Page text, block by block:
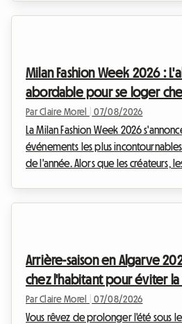
peut rapidement se transformer ...
Milan Fashion Week 2026 :
abordable pour se loger
Par Claire Morel 07/08/2026
La Milan Fashion Week 2026
événements les plus
de l'année. Alors que les créateurs,
du combattant lors de ces périodes
Arrière-saison en Algarve
chez l'habitant pour éviter
Par Claire Morel 07/08/2026
Vous rêvez de prolonger l'été sous